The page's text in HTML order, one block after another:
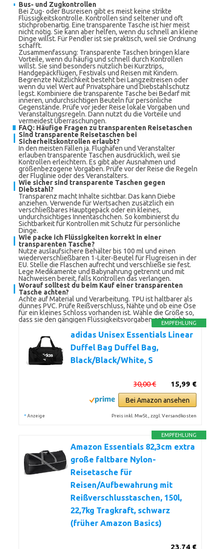
Bus- und Zugkontrollen
Bei Zug- oder Busreisen gibt es meist keine strikte
Flüssigkeitskontrolle. Kontrollen sind seltener und oft
stichprobenartig. Eine transparente Tasche ist hier meist
nicht nötig. Sie kann aber helfen, wenn du schnell an kleine
Dinge willst. Für Pendler ist sie praktisch, weil sie Ordnung
schafft.
Zusammenfassung: Transparente Taschen bringen klare
Vorteile, wenn du häufig und schnell durch Kontrollen
willst. Sie sind besonders nützlich bei Kurztrips,
Handgepäckflügen, Festivals und Reisen mit Kindern.
Begrenzte Nützlichkeit besteht bei Langzeitreisen oder
wenn du viel Wert auf Privatsphäre und Diebstahlschutz
legst. Kombiniere die transparente Tasche bei Bedarf mit
inneren, undurchsichtigen Beuteln für persönliche
Gegenstände. Prüfe vor jeder Reise lokale Vorgaben und
Veranstaltungsregeln. Dann nutzt du die Vorteile und
vermeidest Überraschungen.
FAQ: Häufige Fragen zu transparenten Reisetaschen
Sind transparente Reisetaschen bei
Sicherheitskontrollen erlaubt?
In den meisten Fällen ja. Flughäfen und Veranstalter
erlauben transparente Taschen ausdrücklich, weil sie
Kontrollen erleichtern. Es gibt aber Ausnahmen und
größenbezogene Vorgaben. Prüfe vor der Reise die Regeln
der Fluglinie oder des Veranstalters.
Wie sicher sind transparente Taschen gegen
Diebstahl?
Transparenz macht Inhalte sichtbar. Das kann Diebe
anziehen. Verwende für Wertsachen zusätzlich ein
verschließbares Hauptgepäck oder ein kleines,
undurchsichtiges Innentäschchen. So kombinierst du
Sichtbarkeit für Kontrollen mit Schutz für persönliche
Dinge.
Wie packe ich Flüssigkeiten korrekt in einer
transparenten Tasche?
Nutze auslaufsichere Behälter bis 100 ml und einen
wiederverschließbaren 1-Liter-Beutel für Flugreisen in der
EU. Stelle die Flaschen aufrecht und verschließe sie fest.
Lege Medikamente und Babynahrung getrennt und mit
Nachweisen bereit, falls Kontrollen das verlangen.
Worauf solltest du beim Kauf einer transparenten
Tasche achten?
Achte auf Material und Verarbeitung. TPU ist haltbarer als
dünnes PVC. Prüfe Reißverschluss, Nähte und ob eine Öse
für ein kleines Schloss vorhanden ist. Wähle die Größe so,
dass sie den gängigen Flüssigkeitsvorgaben entspricht.
EMPFEHLUNG
adidas Unisex Essentials Linear
Duffel Bag Duffel Bag,
Black/Black/White, S
15,99 €
30,00 €
Bei Amazon ansehen
* Anzeige Preis inkl. MwSt., zzgl. Versandkosten
EMPFEHLUNG
Amazon Essentials 82,3cm extra
große faltbare Nylon-
Reisetasche für
Reisen/Aufbewahrung mit
Reißverschlusstaschen, 150l,
22,7kg Tragkraft, schwarz
(früher Amazon Basics)
23,74 €